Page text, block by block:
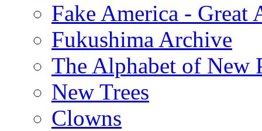
Fake America - Great
Fukushima Archive
The Alphabet of New
New Trees
Clowns